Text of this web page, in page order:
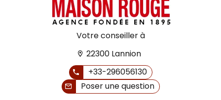
Votre conseiller à
22300 Lannion
+33-296056130
Poser une question